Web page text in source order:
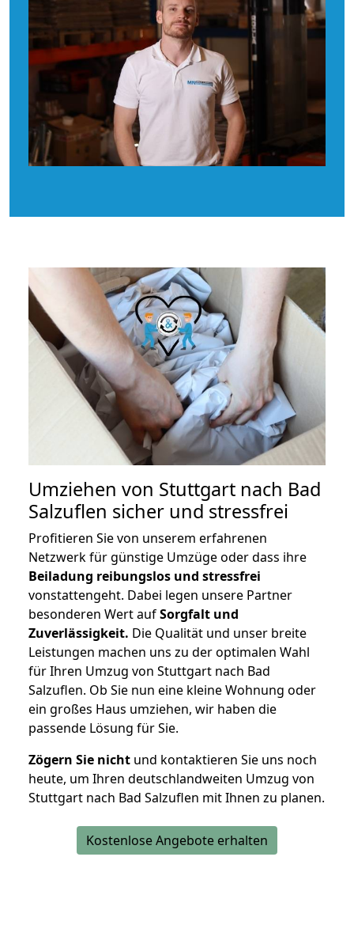
Umziehen von Stuttgart nach Bad
Salzuflen sicher und stressfrei
Profitieren Sie von unserem erfahrenen
Netzwerk für günstige Umzüge oder dass ihre
Beiladung reibungslos und stressfrei
vonstattengeht. Dabei legen unsere Partner
besonderen Wert aufSorgfalt und
Zuverlässigkeit. Die Qualität und unser breite
Leistungen machen uns zu der optimalen Wahl
für Ihren Umzug von Stuttgart nach Bad
Salzuflen. Ob Sie nun eine kleine Wohnung oder
ein großes Haus umziehen, wir haben die
passende Lösung für Sie.
Zögern Sie nicht und kontaktieren Sie uns noch
heute, um Ihren deutschlandweiten Umzug von
Stuttgart nach Bad Salzuflen mit Ihnen zu planen.
Kostenlose Angebote erhalten